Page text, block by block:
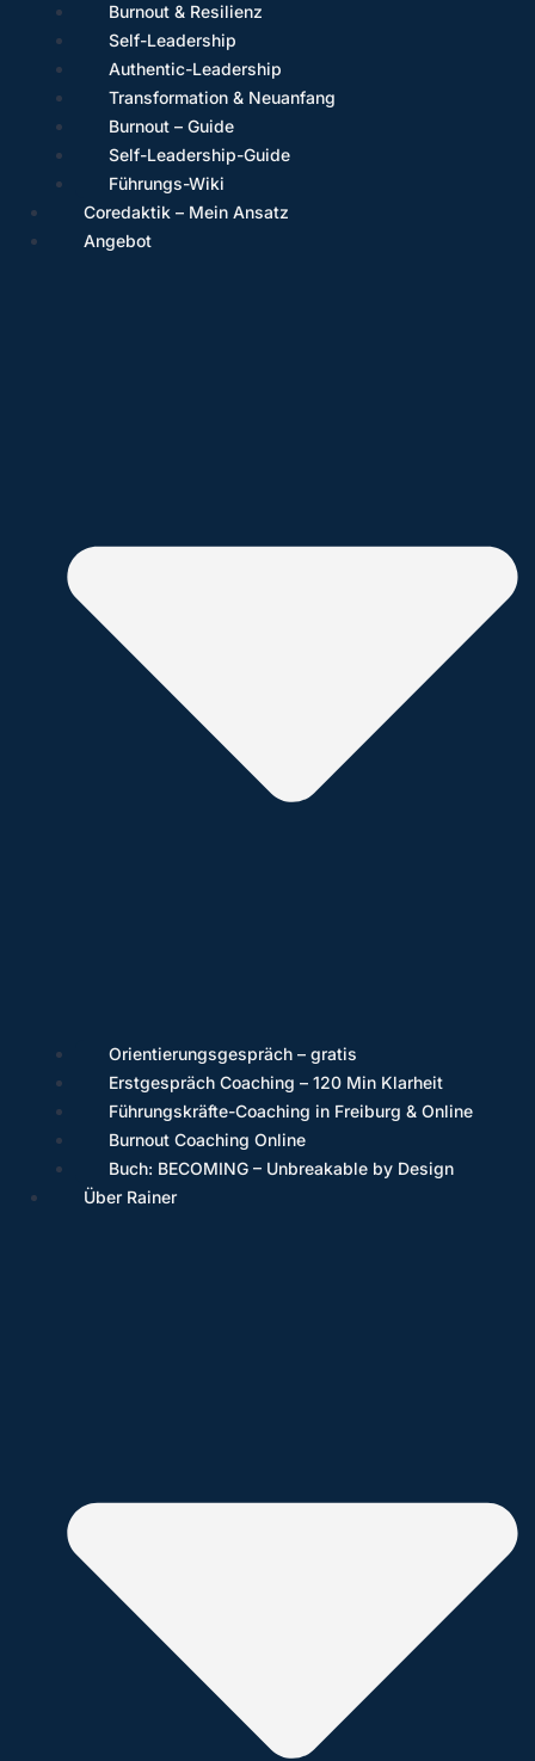
Burnout & Resilienz
Self-Leadership
Authentic-Leadership
Transformation & Neuanfang
Burnout – Guide
Self-Leadership-Guide
Führungs-Wiki
Coredaktik – Mein Ansatz
Angebot
Orientierungsgespräch – gratis
Erstgespräch Coaching – 120 Min Klarheit
Führungskräfte-Coaching in Freiburg & Online
Burnout Coaching Online
Buch: BECOMING – Unbreakable by Design
Über Rainer